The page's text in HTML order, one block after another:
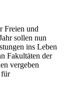
Freien und
sollen nun
ins Leben
Fakultäten der
vergeben
für